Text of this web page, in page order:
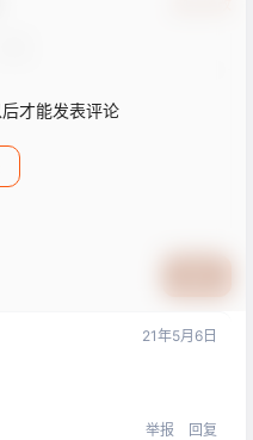
才能发表评论
21年5月6日
举报 回复